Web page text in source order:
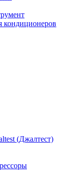
кондиционеров
(Джалтест)